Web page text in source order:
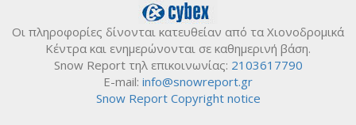
Οι πληροφορίες δίνονται κατευθείαν από τα Χιονοδρομικά
Κέντρα και ενημερώνονται σε καθημερινή βάση.
Snow Report τηλ επικοινωνίας: 2103617790
E-mail: info@snowreport.gr
Snow Report Copyright notice